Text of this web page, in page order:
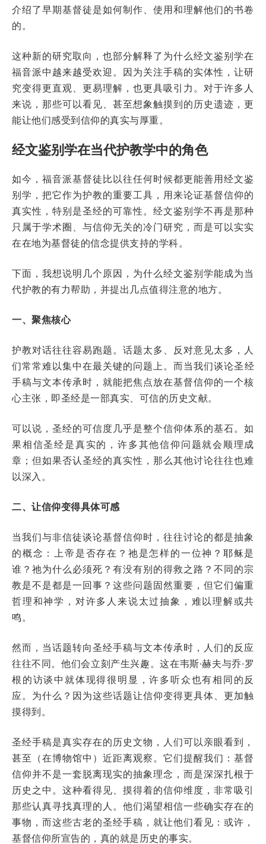
介绍了早期基督徒是如何制作、使用和理解他们的书卷
的。
这种新的研究取向，也部分解释了为什么经文鉴别学在
福音派中越来越受欢迎。因为关注手稿的实体性，让研
究变得更直观、更易理解，也更具吸引力。对于许多人
来说，那些可以看见、甚至想象触摸到的历史遗迹，更
能让他们感受到信仰的真实与厚重。
经文鉴别学在当代护教学中的角色
如今，福音派基督徒比以往任何时候都更能善用经文鉴
别学，把它作为护教的重要工具，用来论证基督信仰的
真实性，特别是圣经的可靠性。经文鉴别学不再是那种
只属于学术圈、与信仰无关的冷门研究，而是可以实实
在在地为基督徒的信念提供支持的学科。
下面，我想说明几个原因，为什么经文鉴别学能成为当
代护教的有力帮助，并提出几点值得注意的地方。
一、聚焦核心
护教对话往往容易跑题。话题太多、反对意见太多，人
们常常难以集中在最关键的问题上。而当我们谈论圣经
手稿与文本传承时，就能把焦点放在基督信仰的一个核
心主张，即圣经是一部真实、可信的历史文献。
可以说，圣经的可信度几乎是整个信仰体系的基石。如
果相信圣经是真实的，许多其他信仰问题就会顺理成
章；但如果否认圣经的真实性，那么其他讨论往往也难
以深入。
二、让信仰变得具体可感
当我们与非信徒谈论基督信仰时，往往讨论的都是抽象
的概念：上帝是否存在？祂是怎样的一位神？耶稣是
谁？祂为什么必须死？有没有别的得救之路？不同的宗
教是不是都是一回事？这些问题固然重要，但它们偏重
哲理和神学，对许多人来说太过抽象，难以理解或共
鸣。
然而，当话题转向圣经手稿与文本传承时，人们的反应
往往不同。他们会立刻产生兴趣。这在韦斯·赫夫与乔·罗
根的访谈中就体现得很明显，许多听众也有相同的反
应。为什么？因为这些话题让信仰变得更具体、更加触
摸得到。
圣经手稿是真实存在的历史文物，人们可以亲眼看到，
甚至（在博物馆中）近距离观察。它们提醒我们：基督
信仰并不是一套脱离现实的抽象理念，而是深深扎根于
历史之中。这种看得见、摸得着的信仰维度，非常吸引
那些认真寻找真理的人。他们渴望相信一些确实存在的
事物，而这些古老的圣经手稿，就让他们看见：或许，
基督信仰所宣告的，真的就是历史的事实。